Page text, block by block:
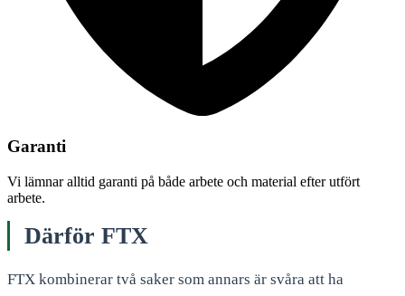
Garanti
Vi lämnar alltid garanti på både arbete och material efter utfört
arbete.
Därför FTX
FTX kombinerar två saker som annars är svåra att ha